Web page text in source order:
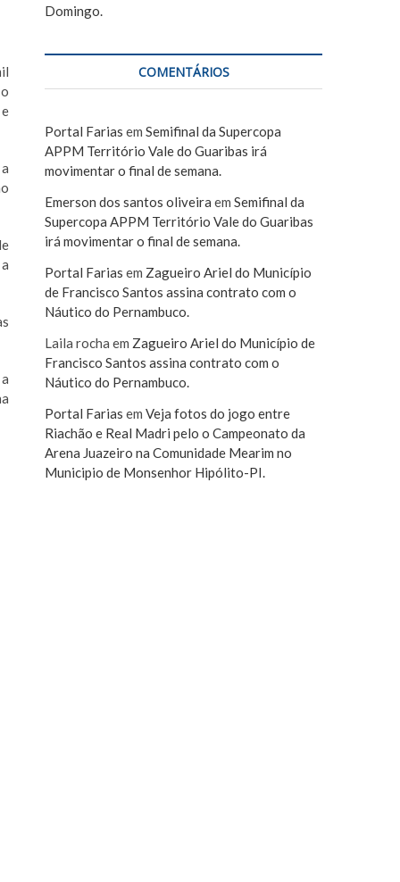
Domingo.
COMENTÁRIOS
Portal Farias em Semifinal da Supercopa
APPM Território Vale do Guaribas irá
movimentar o final de semana.
Emerson dos santos oliveira em Semifinal da
Supercopa APPM Território Vale do Guaribas
irá movimentar o final de semana.
Portal Farias em Zagueiro Ariel do Município
de Francisco Santos assina contrato com o
Náutico do Pernambuco.
Laila rocha em Zagueiro Ariel do Município de
Francisco Santos assina contrato com o
Náutico do Pernambuco.
Portal Farias em Veja fotos do jogo entre
Riachão e Real Madri pelo o Campeonato da
Arena Juazeiro na Comunidade Mearim no
Municipio de Monsenhor Hipólito-PI.